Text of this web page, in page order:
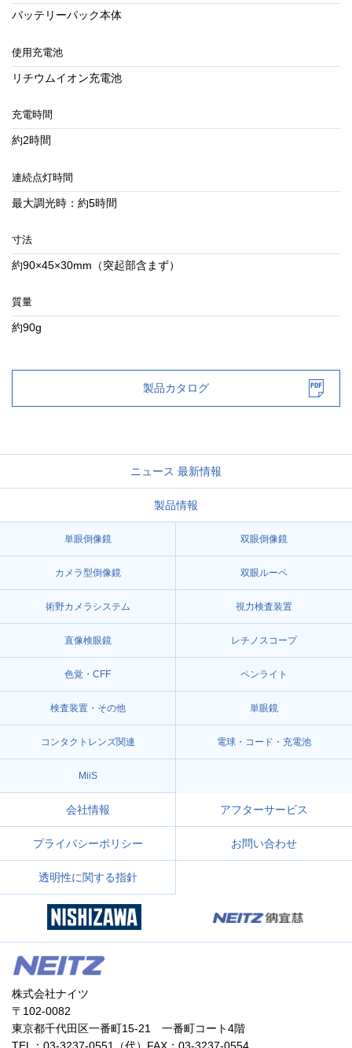
バッテリーパック本体
使用充電池
リチウムイオン充電池
充電時間
約2時間
連続点灯時間
最大調光時：約5時間
寸法
約90×45×30mm（突起部含まず）
質量
約90g
製品カタログ
ニュース 最新情報
製品情報
単眼倒像鏡 双眼倒像鏡
カメラ型倒像鏡 双眼ルーペ
術野カメラシステム 視力検査装置
直像検眼鏡 レチノスコープ
色覚・CFF ペンライト
検査装置・その他 単眼鏡
コンタクトレンズ関連 電球・コード・充電池
MiiS
会社情報 アフターサービス
プライバシーポリシー お問い合わせ
透明性に関する指針
株式会社ナイツ
〒102-0082
東京都千代田区一番町15-21 一番町コート4階